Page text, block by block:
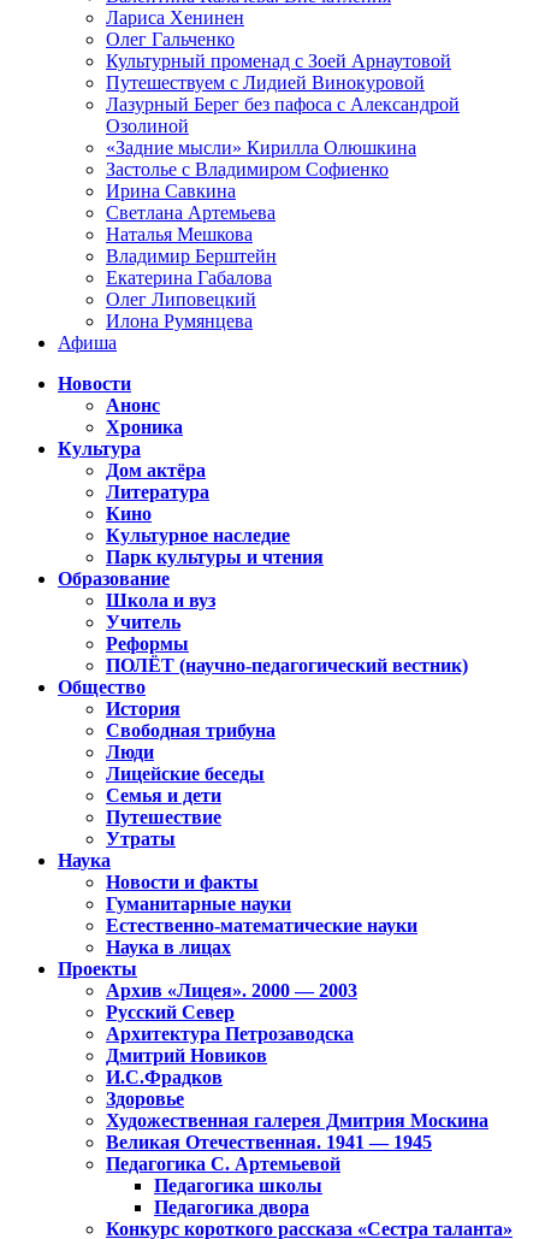
Лариса Хенинен
Олег Гальченко
Культурный променад с Зоей Арнаутовой
Путешествуем с Лидией Винокуровой
Лазурный Берег без пафоса с Александрой
Озолиной
«Задние мысли» Кирилла Олюшкина
Застолье с Владимиром Софиенко
Ирина Савкина
Светлана Артемьева
Наталья Мешкова
Владимир Берштейн
Екатерина Габалова
Олег Липовецкий
Илона Румянцева
Афиша
Новости
Анонс
Хроника
Культура
Дом актёра
Литература
Кино
Культурное наследие
Парк культуры и чтения
Образование
Школа и вуз
Учитель
Реформы
ПОЛЁТ (научно-педагогический вестник)
Общество
История
Свободная трибуна
Люди
Лицейские беседы
Семья и дети
Путешествие
Утраты
Наука
Новости и факты
Гуманитарные науки
Естественно-математические науки
Наука в лицах
Проекты
Архив «Лицея». 2000 — 2003
Русский Север
Архитектура Петрозаводска
Дмитрий Новиков
И.С.Фрадков
Здоровье
Художественная галерея Дмитрия Москина
Великая Отечественная. 1941 — 1945
Педагогика С. Артемьевой
Педагогика школы
Педагогика двора
Конкурс короткого рассказа «Сестра таланта»